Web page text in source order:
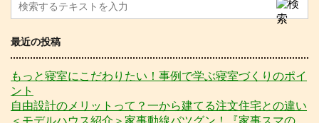
最近の投稿
もっと寝室にこだわりたい！事例で学ぶ寝室づくりのポイ
ント
自由設計のメリットって？一から建てる注文住宅との違い
＜モデルハウス紹介＞家事動線バツグン！『家事スマの